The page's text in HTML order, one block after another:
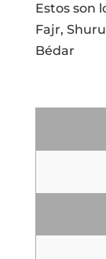
Estos son
Fajr,
Bédar